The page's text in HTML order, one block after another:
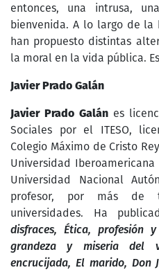
entonces, una intrusa,
bienvenida. A lo largo de la
han propuesto distintas
la moral en la vida pública.
Javier Prado Galán
Javier Prado Galánes
Sociales por el ITESO,
Colegio Máximo de Cristo
Universidad
Universidad Nacional
profesor, por más de
universidades. Ha
disfraces, Ética, profesión
grandeza y miseria del
encrucijada, El marido, Don